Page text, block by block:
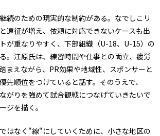
続のための現実的な制約がある。なでしこリ
遠征が増え、依頼に対応できないケースも出
が重なりやすく、下部組織（U-18、U-15）の
。江原氏は、練習時間や仕事との両立、疲労
まえながら、PR効果や地域性、スポンサーと
先順位をつけていると話す。そのうえで、
がりを強めて試合観戦につなげていきたいで
ジを描く。
はなく"線"にしていくために、小さな地区の